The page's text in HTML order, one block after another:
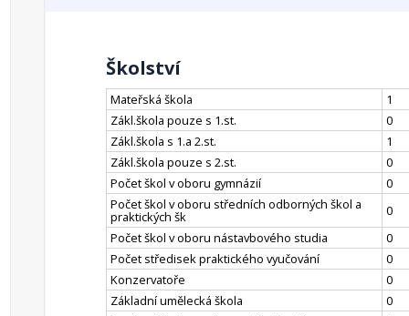
Školství
Mateřská škola
1
Zákl.škola pouze s 1.st.
0
Zákl.škola s 1.a 2.st.
1
Zákl.škola pouze s 2.st.
0
Počet škol v oboru gymnázií
0
Počet škol v oboru středních odborných škol a
praktických šk
0
Počet škol v oboru nástavbového studia
0
Počet středisek praktického vyučování
0
Konzervatoře
0
Základní umělecká škola
0